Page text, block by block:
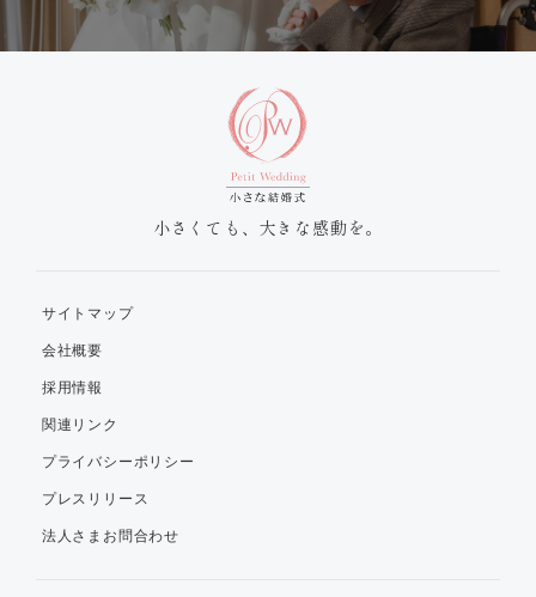
小さくても、大きな感動を。
サイトマップ
会社概要
採用情報
関連リンク
プライバシーポリシー
プレスリリース
法人さまお問合わせ